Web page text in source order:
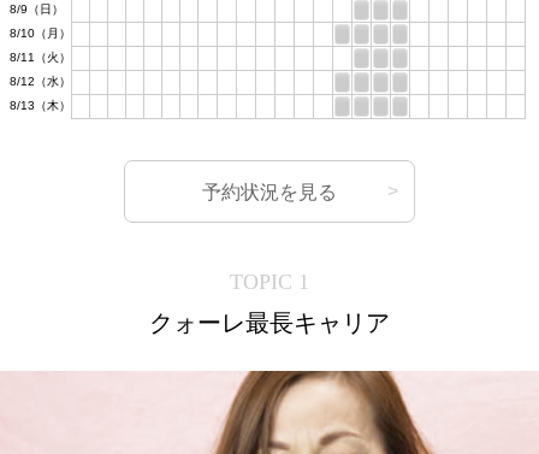
8/9（日）
8/10（月）
8/11（火）
8/12（水）
8/13（木）
予約状況を見る
TOPIC 1
クォーレ最長キャリア